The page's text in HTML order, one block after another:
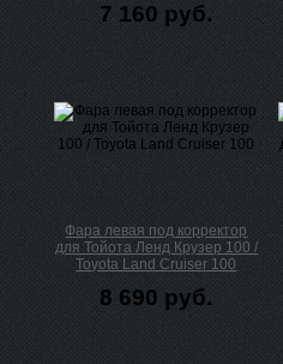
7 160 руб.
Фара левая под корректор
для Тойота Ленд Крузер 100 /
Toyota Land Cruiser 100
8 690 руб.